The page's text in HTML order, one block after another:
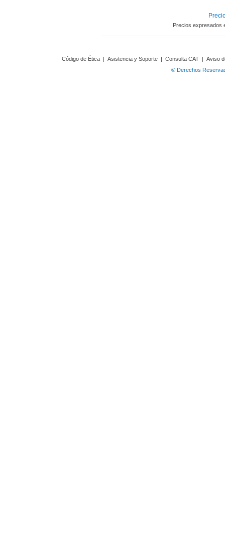
Precios expresados
Código de Ética | Asistencia y Soporte | Consulta CAT | Aviso
© Derechos